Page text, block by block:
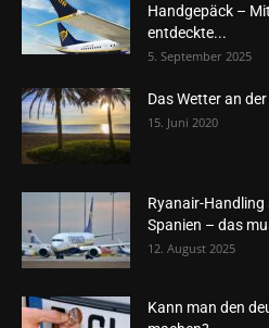
Handgepäck –
entdeckte...
5. September 2025
Das Wetter an
15. Juni 2020
Ryanair-
Spanien – das
12. August 2025
Kann man den